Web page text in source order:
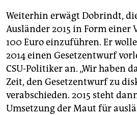
Weiterhin erwägt Dobrindt,
Ausländer 2015 in Form
100 Euro einzuführen. Er
2014 einen Gesetzentwurf
CSU-Politiker an. „Wir haben
Zeit, den Gesetzentwurf zu
verabschieden. 2015 steht
Umsetzung der Maut für